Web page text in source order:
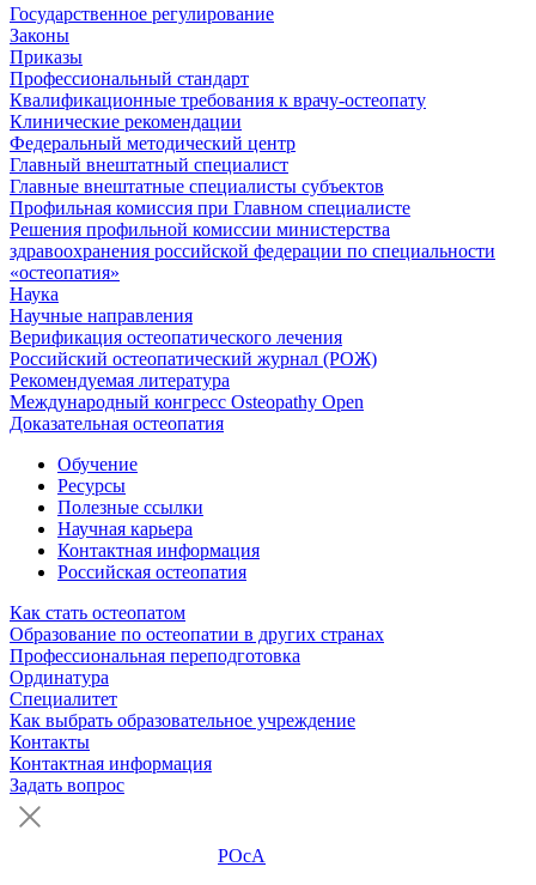
Государственное регулирование
Законы
Приказы
Профессиональный стандарт
Квалификационные требования к врачу-остеопату
Клинические рекомендации
Федеральный методический центр
Главный внештатный специалист
Главные внештатные специалисты субъектов
Профильная комиссия при Главном специалисте
Решения профильной комиссии министерства
здравоохранения российской федерации по специальности
«остеопатия»
Наука
Научные направления
Верификация остеопатического лечения
Российский остеопатический журнал (РОЖ)
Рекомендуемая литература
Международный конгресс Osteopathy Open
Доказательная остеопатия
Обучение
Ресурсы
Полезные ссылки
Научная карьера
Контактная информация
Российская остеопатия
Как стать остеопатом
Образование по остеопатии в других странах
Профессиональная переподготовка
Ординатура
Специалитет
Как выбрать образовательное учреждение
Контакты
Контактная информация
Задать вопрос
РОсА